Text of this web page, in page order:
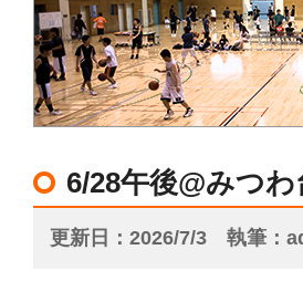
6/28午後@みつ
更新日 2026/7/3 執筆